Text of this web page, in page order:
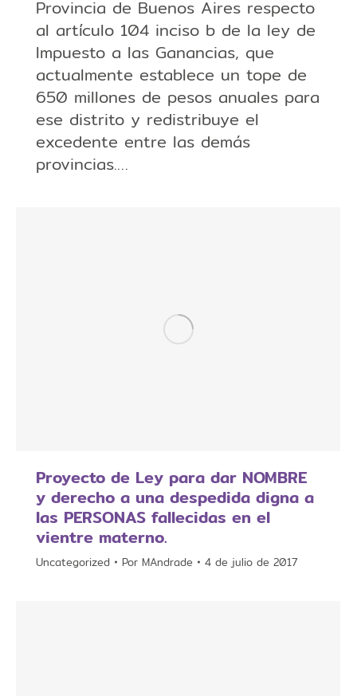
Provincia de Buenos Aires respecto
al artículo 104 inciso b de la ley de
Impuesto a las Ganancias, que
actualmente establece un tope de
650 millones de pesos anuales para
ese distrito y redistribuye el
excedente entre las demás
provincias.…
Proyecto de Ley para dar NOMBRE
y derecho a una despedida digna a
las PERSONAS fallecidas en el
vientre materno.
Uncategorized Por MAndrade 4 de julio de 2017